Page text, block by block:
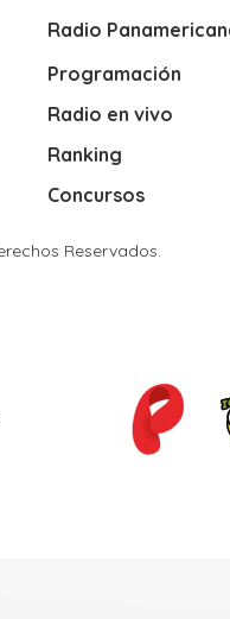
Radio
Programación
Radio en vivo
Ranking
Concursos
Reservados.